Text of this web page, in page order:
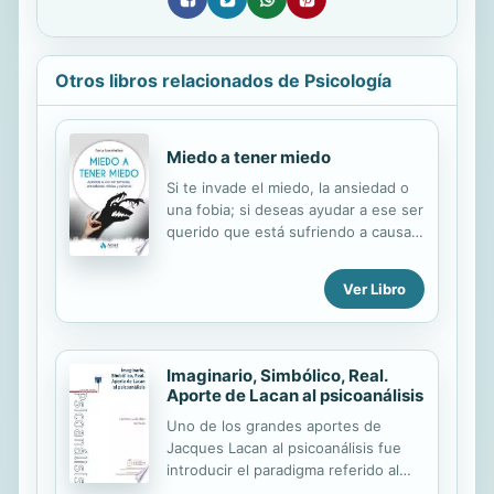
Otros libros relacionados de Psicología
Miedo a tener miedo
Si te invade el miedo, la ansiedad o
una fobia; si deseas ayudar a ese ser
querido que está sufriendo a causa
educar a futuros adultos valientes y
libres, este libro es para ti. Porque
en una cabeza llena de miedos no
superarlo, en cualquiera de sus
versiones.
Ver Libro
Imaginario, Simbólico, Real.
Aporte de Lacan al psicoanálisis
Uno de los grandes aportes de
Jacques Lacan al psicoanálisis fue
introducir el paradigma referido al